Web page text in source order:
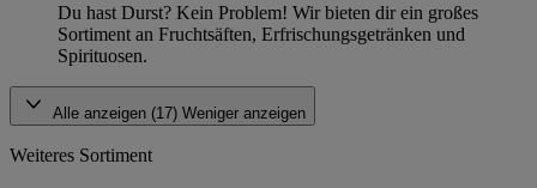
Du hast Durst? Kein Problem! Wir bieten dir ein großes
Sortiment an Fruchtsäften, Erfrischungsgetränken und
Spirituosen.
Alle anzeigen (17) Weniger anzeigen
Weiteres Sortiment